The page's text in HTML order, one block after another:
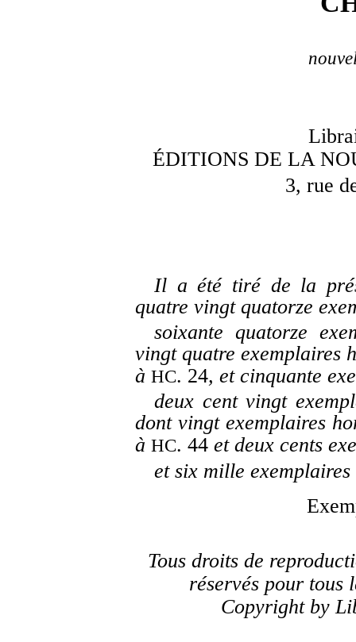
ÉDITIONS DE LA
3, rue
Il a été tiré de la
quatre vingt quatorze
soixante quatorze
vingt quatre exemplaires
à HC. 24, et cinquante
deux cent vingt
dont vingt exemplaires
à HC. 44 et deux cents
et six mille
Tous droits de
réservés pour tous
Copyright by